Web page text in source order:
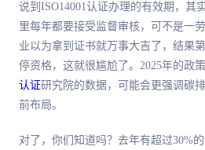
说到ISO14001认证办理的有效期，其
里每年都要接受监督审核，可不是一
业以为拿到证书就万事大吉了，结果
停资格，这就很尴尬了。2025年的政
认证研究院的数据，可能会更强调碳
前布局。
对了，你们知道吗？去年有超过30%